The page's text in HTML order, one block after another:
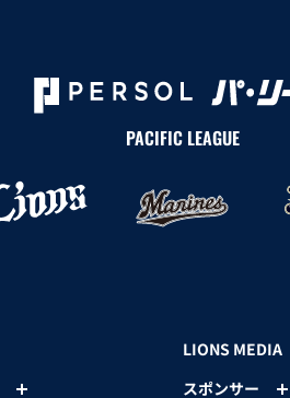
PACIFIC LEAGUE
LIONS MEDIA
スポンサー